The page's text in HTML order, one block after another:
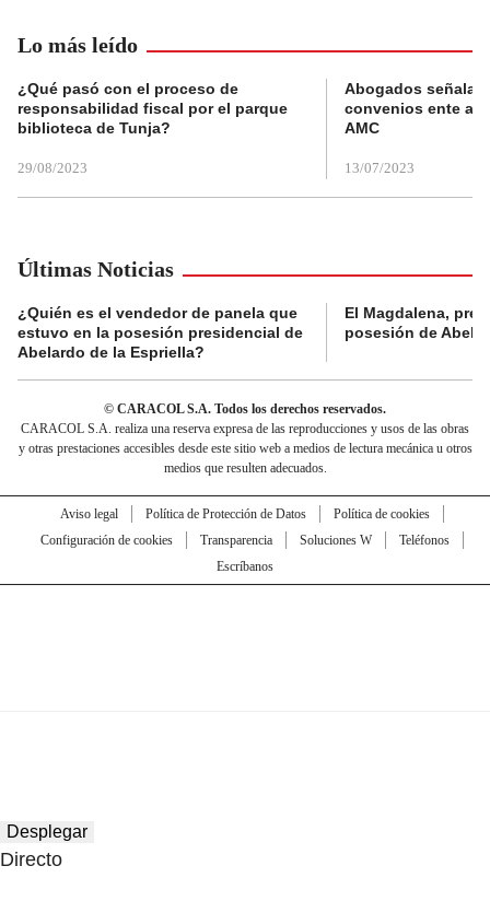
Lo más leído
¿Qué pasó con el proceso de
responsabilidad fiscal por el parque
biblioteca de Tunja?
29/08/2023
Abogados
convenios ente
AMC
13/07/2023
Últimas Noticias
¿Quién es el vendedor de panela que
estuvo en la posesión presidencial de
Abelardo de la Espriella?
El Magdalena,
posesión de
© CARACOL S.A. Todos los derechos reservados.
CARACOL S.A. realiza una reserva expresa de las reproducciones y usos de las obras
y otras prestaciones accesibles desde este sitio web a medios de lectura mecánica u otros
medios que resulten adecuados.
Aviso legal Política de Protección de Datos
Política de cookies
Configuración de cookies
Transparencia Soluciones W
Teléfonos
Escríbanos
Desplegar
Directo